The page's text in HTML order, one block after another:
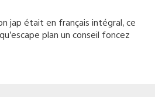
jap était en français intégral, ce
plan un conseil foncez